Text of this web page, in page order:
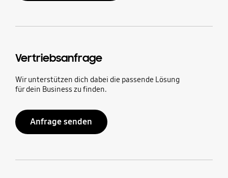
Vertriebsanfrage
Wir unterstützen dich dabei die passende Lösung
für dein Business zu finden.
Anfrage senden